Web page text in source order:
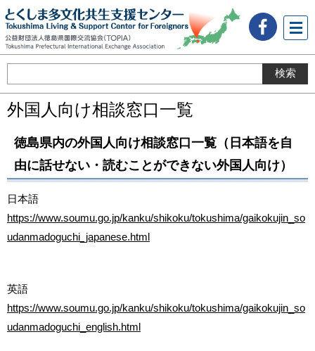
ュー
外国人向け相談窓口一覧
徳島県内の外国人向け相談窓口一覧（日本語を自
由に話せない・読むことができない外国人向け）
日本語
https://www.soumu.go.jp/kanku/shikoku/tokushima/gaikokujin_so
udanmadoguchi_japanese.html
英語
https://www.soumu.go.jp/kanku/shikoku/tokushima/gaikokujin_so
udanmadoguchi_english.html